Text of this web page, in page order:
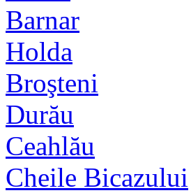
Barnar
Holda
Broşteni
Durău
Ceahlău
Cheile Bicazului